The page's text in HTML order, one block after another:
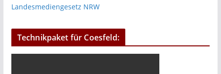
Landesmediengesetz NRW
Technikpaket für Coesfeld: